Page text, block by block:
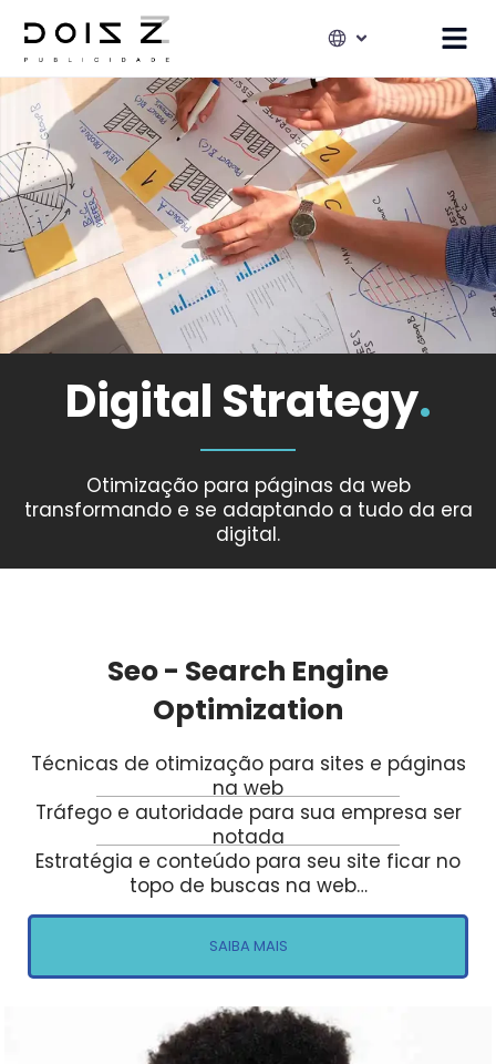
Digital Strategy.
Otimização para páginas da web
transformando e se adaptando a tudo da era
digital.
Seo - Search Engine
Optimization
Técnicas de otimização para sites e páginas
na web
Tráfego e autoridade para sua empresa ser
notada
Estratégia e conteúdo para seu site ficar no
topo de buscas na web…
SAIBA MAIS